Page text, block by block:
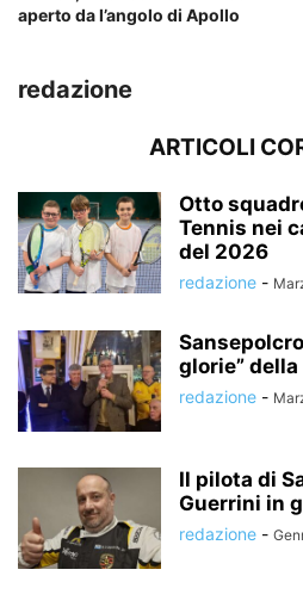
aperto da l’angolo di Apollo
redazione
ARTICOLI
Otto
Tennis nei
del 2026
redazione -
glorie”
redazione -
Il pilota di
Guerrini in
redazione -